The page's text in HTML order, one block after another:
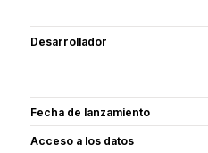
Desarrollador
Fecha de lanzamiento
Acceso a los datos